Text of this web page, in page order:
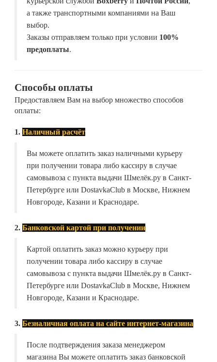
а также транспортными компаниями на Ваш
выбор.
Заказы отправляем только при условии 100%
предоплаты.
Способы оплаты
Предоставляем Вам на выбор множество способов
оплаты:
1. Наличный расчёт
Вы можете оплатить заказ наличными курьеру
при получении товара либо кассиру в случае
самовывоза с пункта выдачи Шмелёк.ру в Санкт-
Петербурге или DostavkaClub в Москве, Нижнем
Новгороде, Казани и Краснодаре.
2. Банковской картой при получении
Картой оплатить заказ можно курьеру при
получении товара либо кассиру в случае
самовывоза с пункта выдачи Шмелёк.ру в Санкт-
Петербурге или DostavkaClub в Москве, Нижнем
Новгороде, Казани и Краснодаре.
3. Безналичная оплата на сайте интернет-магазина
После подтверждения заказа менеджером
магазина Вы можете оплатить заказ банковской